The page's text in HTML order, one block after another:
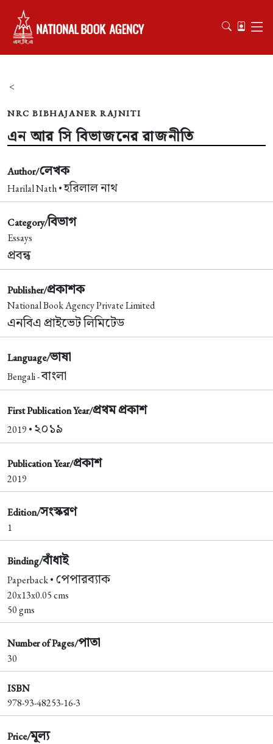
<
NRC BIBHAJANER RAJNITI
এন আর সি বিভাজনের রাজনীতি
Author/লেখক
Harilal Nath •হরিলাল নাথ
Category/বিভাগ
Essays
প্রবন্ধ
Publisher/প্রকাশক
National Book Agency Private Limited
এনবিএ প্রাইভেট লিমিটেড
Language/ভাষা
Bengali -বাংলা
First Publication Year/প্রথম প্রকাশ
2019 • ২০১৯
Publication Year/প্রকাশ
2019
Edition/সংস্করণ
1
Binding/বাঁধাই
Paperback • পেপারব্যাক
20x13x0.05 cms
50 gms
Number of Pages/পাতা
30
ISBN
978-93-48253-16-3
Price/মূল্য